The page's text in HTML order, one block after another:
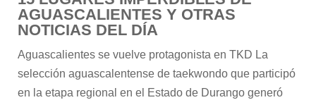
AGUASCALIENTES Y OTRAS
NOTICIAS DEL DÍA
Aguascalientes se vuelve protagonista en TKD La
selección aguascalentense de taekwondo que participó
en la etapa regional en el Estado de Durango generó